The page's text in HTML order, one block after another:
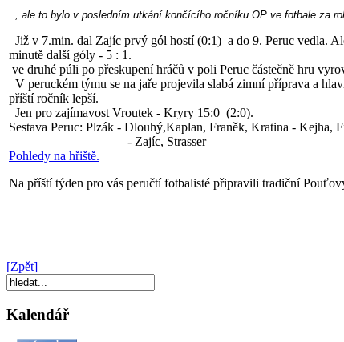
.., ale to bylo v posledním utkání končícího ročníku OP ve fotbale za
Již v 7.min. dal Zajíc prvý gól hostí (0:1) a do 9. Peruc vedla.
minutě další góly - 5 : 1.
ve druhé púli po přeskupení hráčů v poli Peruc částečně hru
V peruckém týmu se na jaře projevila slabá zimní příprava a
příští ročník lepší.
Jen pro zajímavost Vroutek - Kryry 15:0 (2:0).
Sestava Peruc: Plzák - Dlouhý,Kaplan, Franěk, Kratina - Kejha,
- Zajíc, Strasser
Pohledy na hřiště.
Na příští týden pro vás peručtí fotbalisté připravili tradiční
[Zpět]
Kalendář